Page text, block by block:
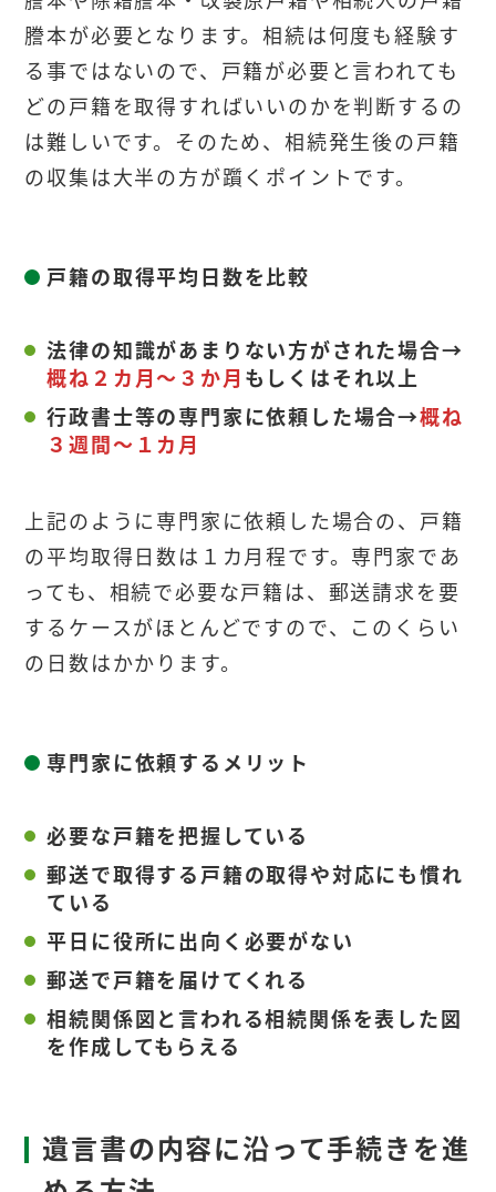
謄本が必要となります。相続は何度も経験す
る事ではないので、戸籍が必要と言われても
どの戸籍を取得すればいいのかを判断するの
は難しいです。そのため、相続発生後の戸籍
の収集は大半の方が躓くポイントです。
戸籍の取得平均日数を比較
法律の知識があまりない方がされた場合→
概ね２カ月～３か月 もしくはそれ以上
行政書士等の専門家に依頼した場合→概ね
３週間～１カ月
上記のように専門家に依頼した場合の、戸籍
の平均取得日数は１カ月程です。専門家であ
っても、相続で必要な戸籍は、郵送請求を要
するケースがほとんどですので、このくらい
の日数はかかります。
専門家に依頼するメリット
必要な戸籍を把握している
郵送で取得する戸籍の取得や対応にも慣れ
ている
平日に役所に出向く必要がない
郵送で戸籍を届けてくれる
相続関係図と言われる相続関係を表した図
を作成してもらえる
遺言書の内容に沿って手続きを進